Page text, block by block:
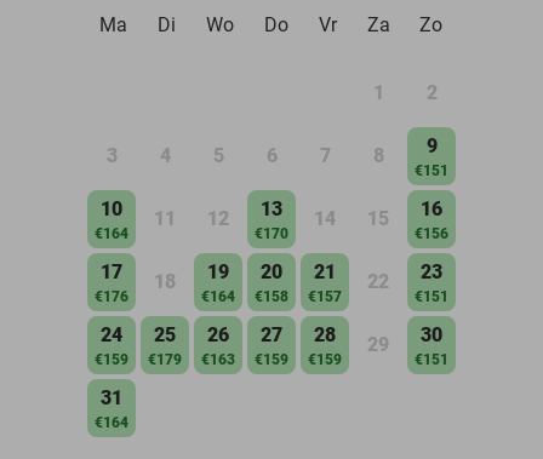
Ma
Di Wo Do Vr Za Zo
1 2
3 4 5 6 7 8 9
€151
10
€164
11 12 13
€170
14 15 16
€156
17
€176
18 19
€164
20
€158
21
€157
22 23
€151
24
€159
25
€179
26
€163
27
€159
28
€159
29 30
€151
31
€164